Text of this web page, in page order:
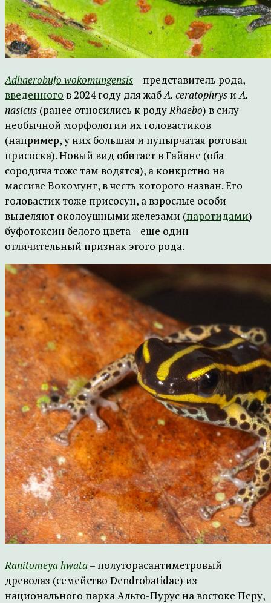
Adhaerobufo wokomungensis– представитель рода,
введенного в 2024 году для жабA. ceratophrys иA.
nasicus (ранее относились к родуRhaebo) в силу
необычной морфологии их головастиков
(например, у них большая и пупырчатая ротовая
присоска). Новый вид обитает в Гайане (оба
сородича тоже там водятся), а конкретно на
массиве Вокомунг, в честь которого назван. Его
головастик тоже присосун, а взрослые особи
выделяют околоушными железами (паротидами)
буфотоксин белого цвета – еще один
отличительный признак этого рода.
Ranitomeyahwata– полуторасантиметровый
древолаз (семейство Dendrobatidae) из
национального парка Альто-Пурус на востоке Перу,